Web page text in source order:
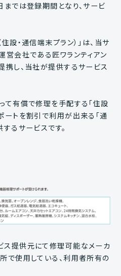
までは登録期間となり、サービ
設・通信端末プラン）」は、当サ
営会社である匠ワランティアン
携し、当社が提供するサービス
て有償で修理を手配する「住設
ートを割引で利用が出来る「通
るサービスです。
提供元にて修理可能なメーカ
で使用している、利用者所有の